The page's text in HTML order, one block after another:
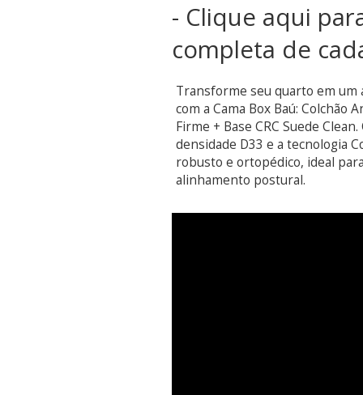
- Clique aqui
completa de
Transforme seu quarto em um
com a Cama Box Baú: Colchão
Firme + Base CRC Suede
densidade D33 e a tecnologia
robusto e ortopédico, ideal
alinhamento postural.